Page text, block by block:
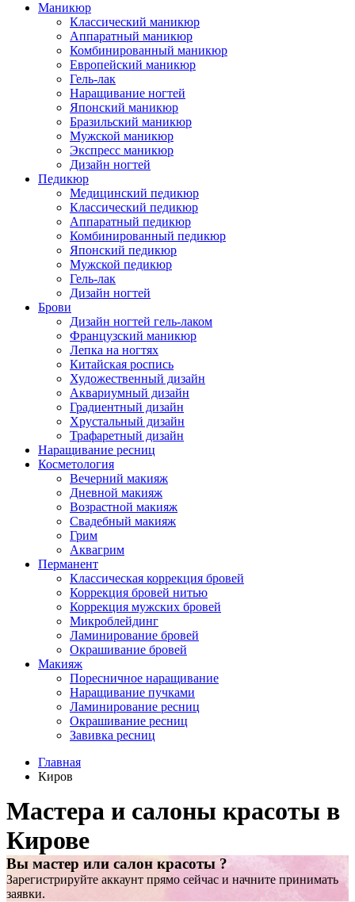
Маникюр
Классический маникюр
Аппаратный маникюр
Комбинированный маникюр
Европейский маникюр
Гель-лак
Наращивание ногтей
Японский маникюр
Бразильский маникюр
Мужской маникюр
Экспресс маникюр
Дизайн ногтей
Педикюр
Медицинский педикюр
Классический педикюр
Аппаратный педикюр
Комбинированный педикюр
Японский педикюр
Мужской педикюр
Гель-лак
Дизайн ногтей
Брови
Дизайн ногтей гель-лаком
Французский маникюр
Лепка на ногтях
Китайская роспись
Художественный дизайн
Аквариумный дизайн
Градиентный дизайн
Хрустальный дизайн
Трафаретный дизайн
Наращивание ресниц
Косметология
Вечерний макияж
Дневной макияж
Возрастной макияж
Свадебный макияж
Грим
Аквагрим
Перманент
Классическая коррекция бровей
Коррекция бровей нитью
Коррекция мужских бровей
Микроблейдинг
Ламинирование бровей
Окрашивание бровей
Макияж
Поресничное наращивание
Наращивание пучками
Ламинирование ресниц
Окрашивание ресниц
Завивка ресниц
Главная
Киров
Мастера и салоны красоты в
Кирове
Вы мастер или салон красоты ?
Зарегистрируйте аккаунт прямо сейчас и начните принимать
заявки.